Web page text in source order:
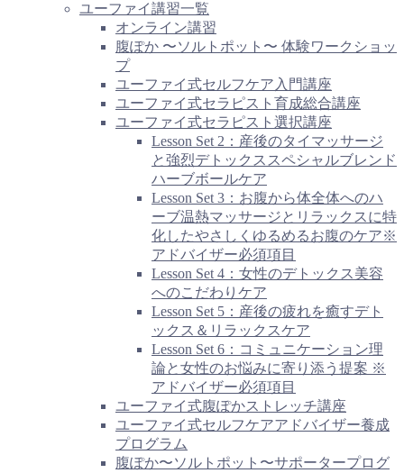
ユーファイ講習一覧
オンライン講習
腹ぽか 〜ソルトポット〜 体験ワークショッ
プ
ユーファイ式セルフケア入門講座
ユーファイ式セラピスト育成総合講座
ユーファイ式セラピスト選択講座
Lesson Set 2：産後のタイマッサージ
と強烈デトックススペシャルブレンド
ハーブボールケア
Lesson Set 3：お腹から体全体へのハ
ーブ温熱マッサージとリラックスに特
化したやさしくゆるめるお腹のケア※
アドバイザー必須項目
Lesson Set 4：女性のデトックス美容
へのこだわりケア
Lesson Set 5：産後の疲れを癒すデト
ックス＆リラックスケア
Lesson Set 6：コミュニケーション理
論と女性のお悩みに寄り添う提案 ※
アドバイザー必須項目
ユーファイ式腹ぽかストレッチ講座
ユーファイ式セルフケアアドバイザー養成
プログラム
腹ぽか〜ソルトポット〜サポータープログ